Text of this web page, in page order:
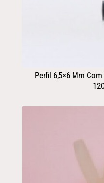
Perfil 6,5×6 Mm